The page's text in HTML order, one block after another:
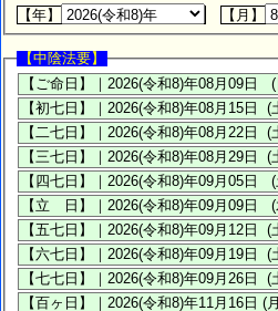
【年】
【月】
【中陰法要】